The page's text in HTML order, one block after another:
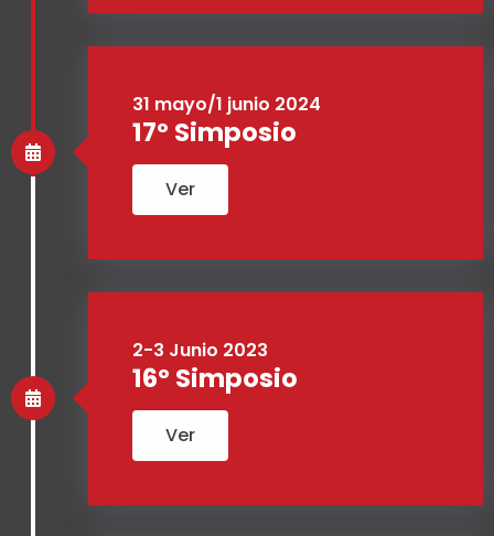
31 mayo/1 junio 2024
17º Simposio
Ver
2-3 Junio 2023
16º Simposio
Ver